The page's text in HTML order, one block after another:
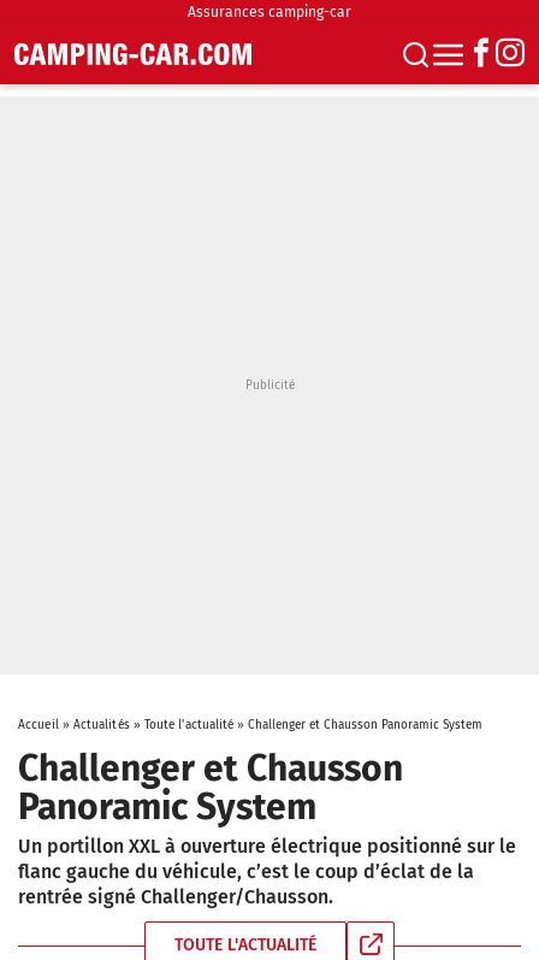
Assurances camping-car
Accueil» Actualités» Toute l'actualité »Challenger et Chausson Panoramic System
Challenger et Chausson
Panoramic System
Un portillon XXL à ouverture électrique positionné sur le
flanc gauche du véhicule, c’est le coup d’éclat de la
rentrée signé Challenger/Chausson.
TOUTE L'ACTUALITÉ